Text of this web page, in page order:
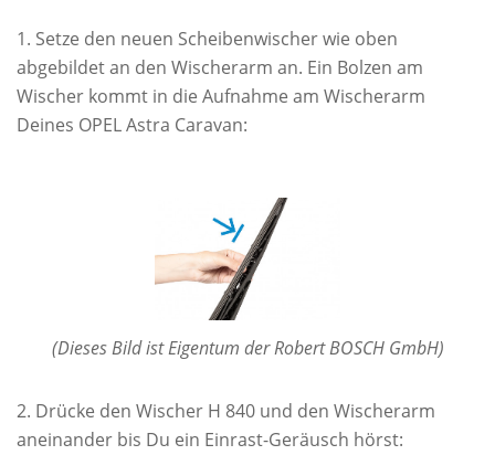
Setze den neuen Scheibenwischer wie oben
abgebildet an den Wischerarm an. Ein Bolzen am
Wischer kommt in die Aufnahme am Wischerarm
Deines OPEL Astra Caravan:
(Dieses Bild ist Eigentum der Robert BOSCH GmbH)
Drücke den Wischer H 840 und den Wischerarm
aneinander bis Du ein Einrast-Geräusch hörst: